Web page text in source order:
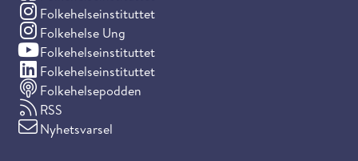
Folkehelseinstituttet
(Instagram)
Folkehelse Ung
(Instagram)
Folkehelseinstituttet
(YouTube)
Folkehelseinstituttet
(LinkedIn)
Folkehelsepodden
RSS
Nyhetsvarsel